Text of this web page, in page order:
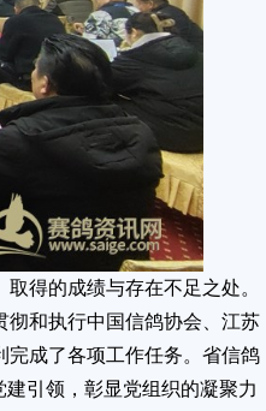
得的成绩与存在不足之处。
和执行中国信鸽协会、江苏
完成了各项工作任务。省信鸽
引领，彰显党组织的凝聚力